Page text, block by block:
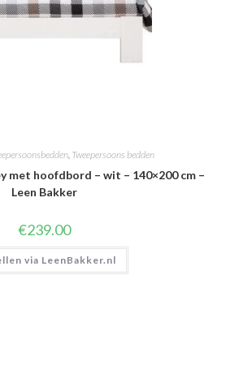
, Tweepersoons bedden
met hoofdbord – wit – 140×200 cm –
Leen Bakker
€239.00
via LeenBakker.nl